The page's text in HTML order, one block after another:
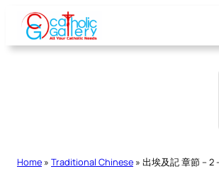
Skip
content
Home » Traditional Chinese » 出埃及記 章節 – 2